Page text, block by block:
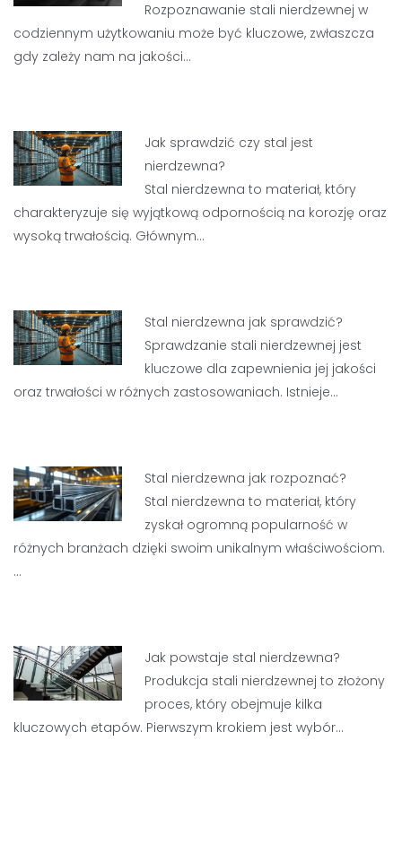
Rozpoznawanie stali nierdzewnej w
codziennym użytkowaniu może być kluczowe, zwłaszcza
gdy zależy nam na jakości…
Jak sprawdzić czy stal jest
nierdzewna?
Stal nierdzewna to materiał, który
charakteryzuje się wyjątkową odpornością na korozję oraz
wysoką trwałością. Głównym…
Stal nierdzewna jak sprawdzić?
Sprawdzanie stali nierdzewnej jest
kluczowe dla zapewnienia jej jakości
oraz trwałości w różnych zastosowaniach. Istnieje…
Stal nierdzewna jak rozpoznać?
Stal nierdzewna to materiał, który
zyskał ogromną popularność w
różnych branżach dzięki swoim unikalnym właściwościom.
…
Jak powstaje stal nierdzewna?
Produkcja stali nierdzewnej to złożony
proces, który obejmuje kilka
kluczowych etapów. Pierwszym krokiem jest wybór…